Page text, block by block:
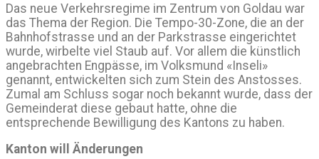
Das neue Verkehrsregime im Zentrum von Goldau war
das Thema der Region. Die Tempo-30-Zone, die an der
Bahnhofstrasse und an der Parkstrasse eingerichtet
wurde, wirbelte viel Staub auf. Vor allem die künstlich
angebrachten Engpässe, im Volksmund «Inseli»
genannt, entwickelten sich zum Stein des Anstosses.
Zumal am Schluss sogar noch bekannt wurde, dass der
Gemeinderat diese gebaut hatte, ohne die
entsprechende Bewilligung des Kantons zu haben.
Kanton will Änderungen